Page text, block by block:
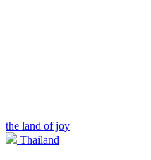
the land of joy
Thailand